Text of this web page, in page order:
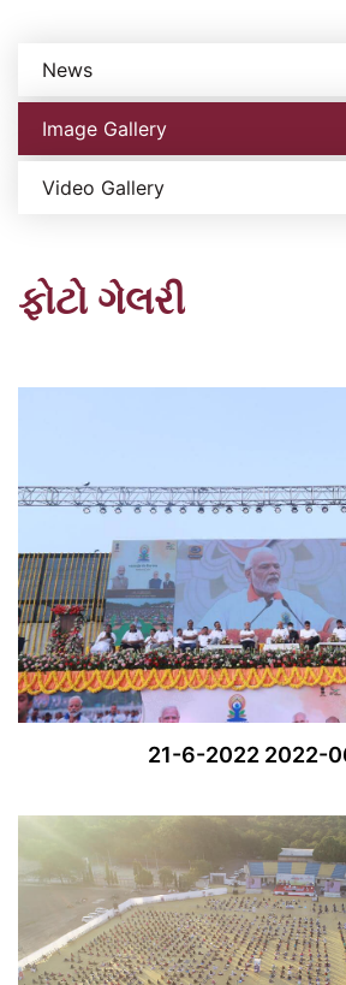
News
Image Gallery
Video Gallery
ફોટો ગેલરી
21-6-2022 2022-